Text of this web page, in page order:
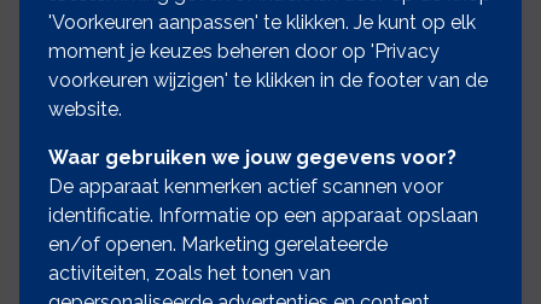
verzekerde werk
Rubriek IV - Gereedschappen, keten en
loodsen
gereedschappen, keten en loodsen gedekt
binnen deze rubriek. Tevens is diefstal van
deze zaken gedekt op deze verzekering.
Uitsluitingen
'Voorkeuren aanpassen' te klikken. Je kunt op elk
moment je keuzes beheren door op 'Privacy
voorkeuren wijzigen' te klikken in de footer van de
website.
Waar gebruiken we jouw gegevens voor?
De apparaat kenmerken actief scannen voor
identificatie. Informatie op een apparaat opslaan
en/of openen. Marketing gerelateerde
activiteiten, zoals het tonen van